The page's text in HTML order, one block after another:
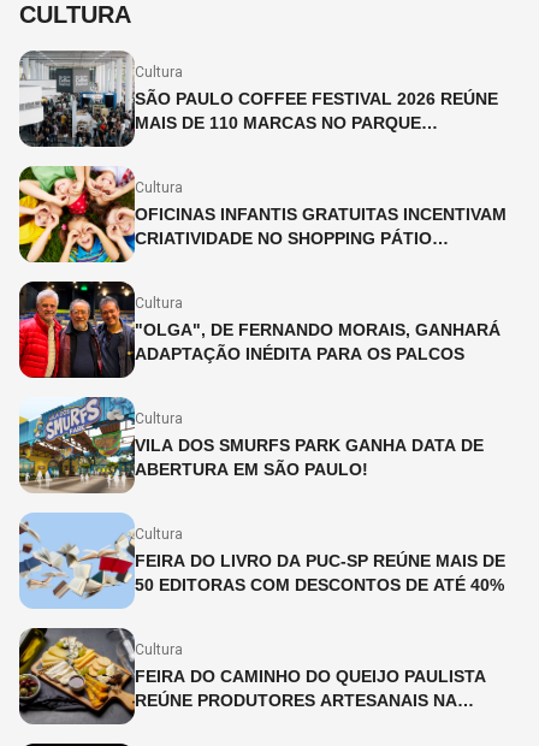
CULTURA
Cultura
SÃO PAULO COFFEE FESTIVAL 2026 REÚNE
MAIS DE 110 MARCAS NO PARQUE
Cultura
OFICINAS INFANTIS GRATUITAS INCENTIVAM
CRIATIVIDADE NO SHOPPING PÁTIO
Cultura
"OLGA", DE FERNANDO MORAIS, GANHARÁ
ADAPTAÇÃO INÉDITA PARA OS PALCOS
Cultura
VILA DOS SMURFS PARK GANHA DATA DE
ABERTURA EM SÃO PAULO!
Cultura
FEIRA DO LIVRO DA PUC-SP REÚNE MAIS DE
50 EDITORAS COM DESCONTOS DE ATÉ 40%
Cultura
FEIRA DO CAMINHO DO QUEIJO PAULISTA
REÚNE PRODUTORES ARTESANAIS NA